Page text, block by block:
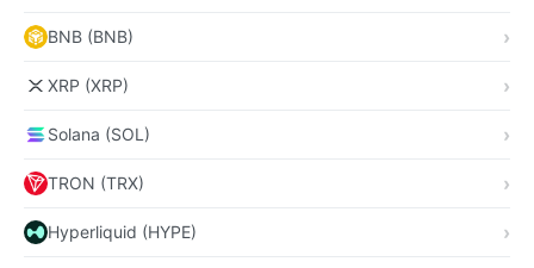
BNB (BNB)
XRP (XRP)
Solana (SOL)
TRON (TRX)
Hyperliquid (HYPE)